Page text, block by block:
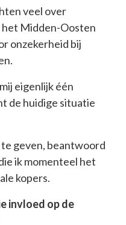
veel over
het Midden-Oosten
onzekerheid bij
eigenlijk één
de huidige situatie
geven, beantwoord
ik momenteel het
kopers.
invloed op de